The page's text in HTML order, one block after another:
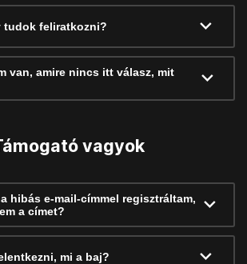
tudok feliratkozni?
van, amire nincs itt válasz, mit
vagyok
hibás e-mail-címmel regisztráltam,
a címet?
mi a baj?